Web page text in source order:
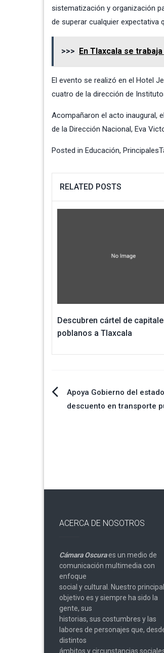
sistematización y organización
de superar cualquier expectativa
>>> En Tlaxcala se
El evento se realizó en el Hotel
cuatro de la dirección de
Acompañaron el acto inaugural,
de la Dirección Nacional, Eva
Posted in Educación, Principales
RELATED POSTS
Descubren cártel de
poblanos a Tlaxcala
Navegación
Apoya Gobierno del
descuento en transporte
ACERCA DE NOSOTROS
Cámara Oscuraes un medio de
comunicación multimedia con
enfoque
social y cultural. Nuestro principal
objetivo es y siempre ha sido la
gente, sus
historias, sus costumbres y las
labores de personajes que,
distintos
ámbitos y circunstancias